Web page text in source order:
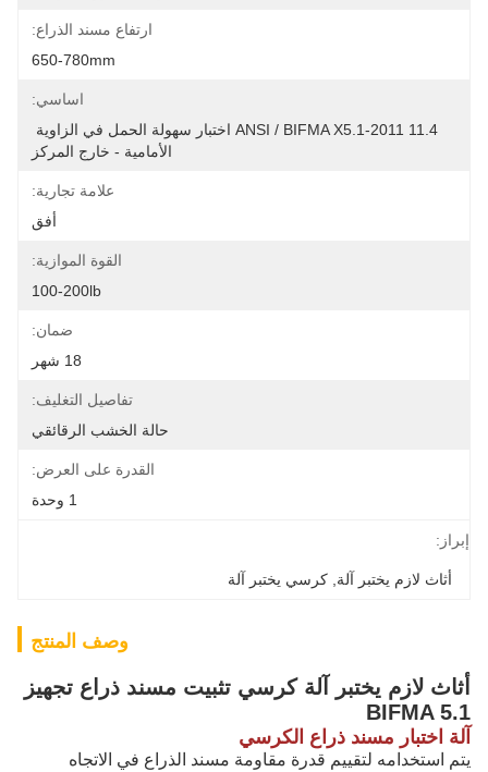
ارتفاع مسند الذراع:
650-780mm
اساسي:
ANSI / BIFMA X5.1-2011 11.4 اختبار سهولة الحمل في الزاوية
الأمامية - خارج المركز
علامة تجارية:
أفق
القوة الموازية:
100-200lb
ضمان:
18 شهر
تفاصيل التغليف:
حالة الخشب الرقائقي
القدرة على العرض:
إبراز:
أثاث لازم يختبر آلة, كرسي يختبر آلة
وصف المنتج
أثاث لازم يختبر آلة كرسي تثبيت مسند ذراع تجهيز
BIFMA 5.1
آلة اختبار مسند ذراع الكرسي
يتم استخدامه لتقييم قدرة مقاومة مسند الذراع في الاتجاه